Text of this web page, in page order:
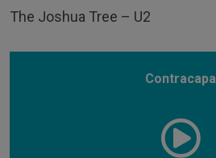
The Joshua Tree – U2
Contracapa